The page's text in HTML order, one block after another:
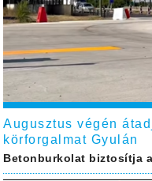
Augusztus végén
körforgalmat Gyulán
Betonburkolat biztosítja